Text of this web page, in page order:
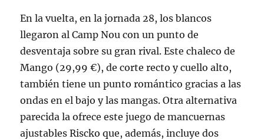
En la vuelta, en la jornada 28, los blancos
llegaron al Camp Nou con un punto de
desventaja sobre su gran rival. Este chaleco de
Mango (29,99 €), de corte recto y cuello alto,
también tiene un punto romántico gracias a las
ondas en el bajo y las mangas. Otra alternativa
parecida la ofrece este juego de mancuernas
ajustables Riscko que, además, incluye dos